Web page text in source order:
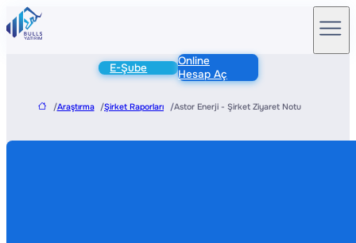
E-Şube
Online
Hesap Aç
/Araştırma /Şirket Raporları /Astor Enerji - Şirket Ziyaret Notu